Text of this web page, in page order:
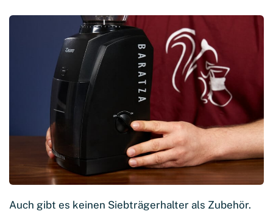
Auch gibt es keinen Siebträgerhalter als Zubehör.